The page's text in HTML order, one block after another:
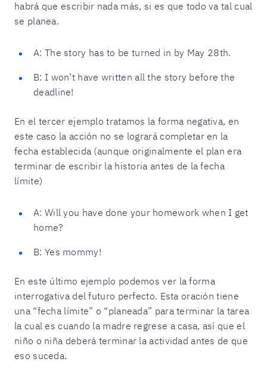
habrá que escribir nada más, si es que todo va tal cual
se planea.
A: The story has to be turned in by May 28th.
B: I won’t have written all the story before the
deadline!
En el tercer ejemplo tratamos la forma negativa, en
este caso la acción no se logrará completar en la
fecha establecida (aunque originalmente el plan era
terminar de escribir la historia antes de la fecha
límite)
A: Will you have done your homework when I get
home?
B: Yes mommy!
En este último ejemplo podemos ver la forma
interrogativa del futuro perfecto. Esta oración tiene
una “fecha límite” o “planeada” para terminar la tarea
la cual es cuando la madre regrese a casa, así que el
niño o niña deberá terminar la actividad antes de que
eso suceda.